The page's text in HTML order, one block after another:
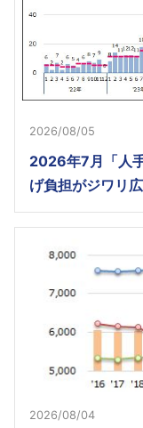
2026/08/05
2026年7月「人
げ負担がジワリ
2026/08/04